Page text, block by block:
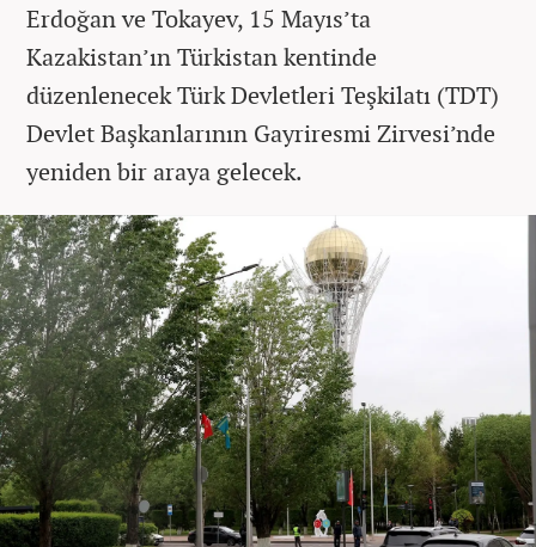
Erdoğan ve Tokayev, 15 Mayıs’ta
Kazakistan’ın Türkistan kentinde
düzenlenecek Türk Devletleri Teşkilatı (TDT)
Devlet Başkanlarının Gayriresmi Zirvesi’nde
yeniden bir araya gelecek.